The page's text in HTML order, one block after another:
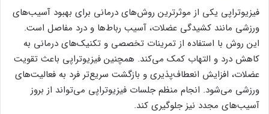
فیزیوتراپی یکی از موثرترین روش‌های درمانی برای بهبود آسیب‌های
ورزشی مانند کشیدگی عضلات، آسیب رباط‌ها و درد مفاصل است.
این روش با استفاده از تمرینات تخصصی و تکنیک‌های درمانی به
کاهش درد و التهاب کمک می‌کند. همچنین فیزیوتراپی باعث تقویت
عضلات، افزایش انعطاف‌پذیری و بازگشت سریع‌تر فرد به فعالیت‌های
ورزشی می‌شود. انجام منظم جلسات فیزیوتراپی می‌تواند از بروز
آسیب‌های مجدد نیز جلوگیری کند.